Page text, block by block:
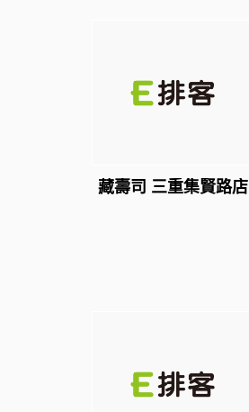
藏壽司 三重集賢路店